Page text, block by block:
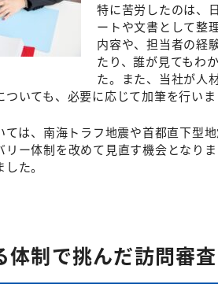
特に苦労したのは、
ートや文書として整
内容や、担当者の経
たり、誰が見てもわ
た。また、当社が人
いても、必要に応じて加筆を行いま
ては、南海トラフ地震や首都直下型
リー体制を改めて見直す機会となり
た。
体制で挑んだ訪問審査